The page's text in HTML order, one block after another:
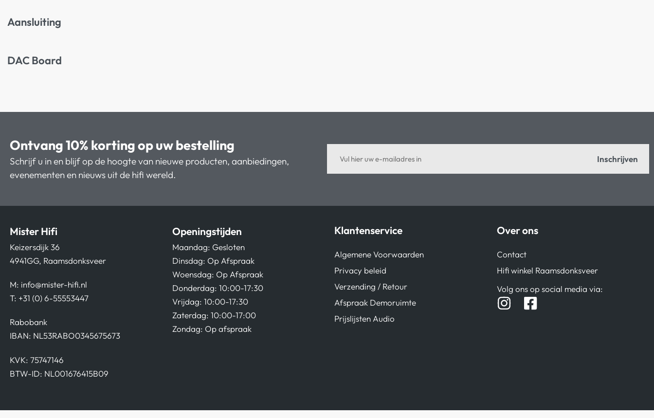
Aansluiting
DAC Board
Ontvang 10% korting op uw bestelling
Schrijf u in en blijf op de hoogte van nieuwe producten, aanbiedingen,
evenementen en nieuws uit de hifi wereld.
Inschrijven
Mister Hifi
Keizersdijk 36
4941GG, Raamsdonksveer
M: info@mister-hifi.nl
T: +31 (0) 6-55553447
Rabobank
IBAN: NL53RABO0345675673
KVK: 75747146
BTW-ID: NL001676415B09
Openingstijden
Maandag: Gesloten
Dinsdag: Op Afspraak
Woensdag: Op Afspraak
Donderdag: 10:00-17:30
Vrijdag: 10:00-17:30
Zaterdag: 10:00-17:00
Zondag: Op afspraak
Klantenservice
Algemene Voorwaarden
Privacy beleid
Verzending / Retour
Afspraak Demoruimte
Prijslijsten Audio
Over ons
Contact
Hifi winkel Raamsdonksveer
Volg ons op social media via: